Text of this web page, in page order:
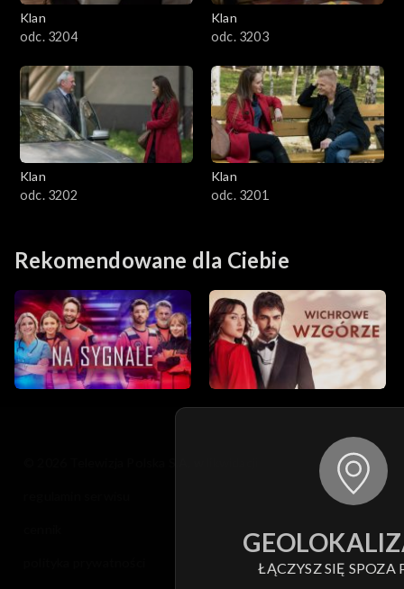
Klan
odc. 3204
Klan
odc. 3203
Klan
odc. 3202
Klan
odc. 3201
Rekomendowane dla Ciebie
ŁĄCZYSZ SIĘ SPOZA